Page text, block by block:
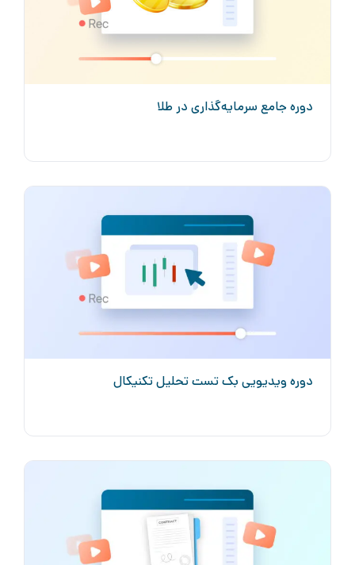
دوره جامع سرمایه‌گذاری در طلا
دوره ویدیویی بک تست تحلیل تکنیکال